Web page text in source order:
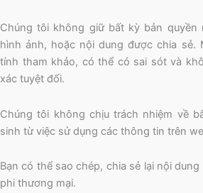
Chúng tôi không giữ bất kỳ bản quyền
hình ảnh, hoặc nội dung được chia sẻ.
tính tham khảo, có thể có sai sót và
xác tuyệt đối.
Chúng tôi không chịu trách nhiệm về
sinh từ việc sử dụng các thông tin trên
Bạn có thể sao chép, chia sẻ lại nội
phi thương mại.